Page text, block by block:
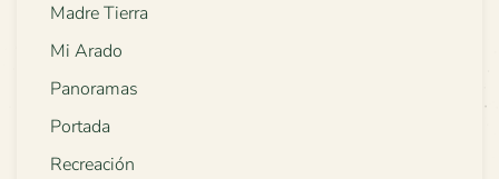
Madre Tierra
Mi Arado
Panoramas
Portada
Recreación